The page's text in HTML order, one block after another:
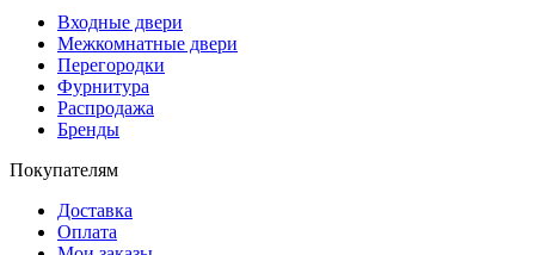
Входные двери
Межкомнатные двери
Перегородки
Фурнитура
Распродажа
Бренды
Покупателям
Доставка
Оплата